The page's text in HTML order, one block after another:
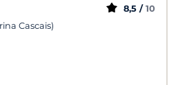
Cascais)
8,5 / 10